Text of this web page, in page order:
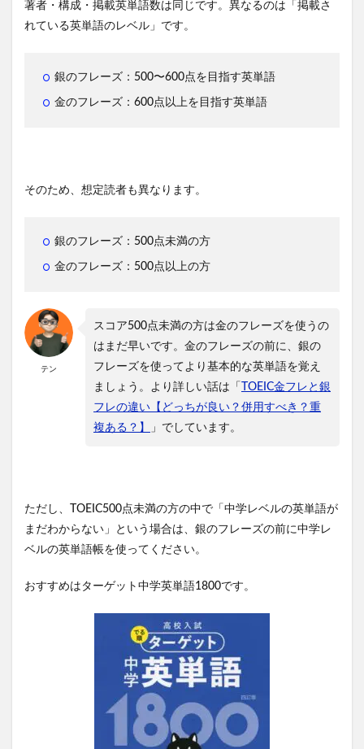
著者・構成・掲載英単語数は同じです。異なるのは「掲載さ
れている英単語のレベル」です。
銀のフレーズ：500〜600点を目指す英単語
金のフレーズ：600点以上を目指す英単語
そのため、想定読者も異なります。
銀のフレーズ：500点未満の方
金のフレーズ：500点以上の方
テン
スコア500点未満の方は金のフレーズを使うの
はまだ早いです。金のフレーズの前に、銀の
フレーズを使ってより基本的な英単語を覚え
ましょう。より詳しい話は「 TOEIC金フレと銀
フレの違い【どっちが良い？併用すべき？重
複ある？】
」でしています。
ただし、TOEIC500点未満の方の中で「中学レベルの英単語が
まだわからない」という場合は、銀のフレーズの前に中学レ
ベルの英単語帳を使ってください。
おすすめはターゲット中学英単語1800です。